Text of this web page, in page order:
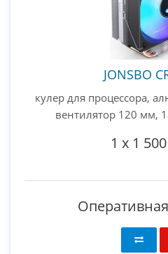
JONSBO
кулер для процессора,
вентилятор 120 мм,
1 x 1